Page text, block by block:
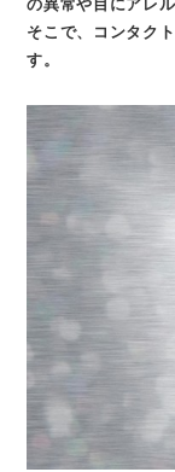
の異常や目にアレ
そこで、コンタク
す。